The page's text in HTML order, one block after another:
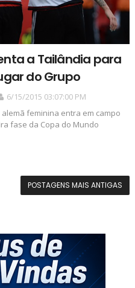
a Tailândia para
do Grupo
6/15/2015 03:07:00 PM
feminina entra em campo
fase da Copa do Mundo
POSTAGENS MAIS ANTIGAS